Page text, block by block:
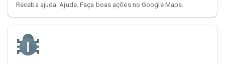
Receba ajuda. Ajude. Faça boas ações no Google Maps.